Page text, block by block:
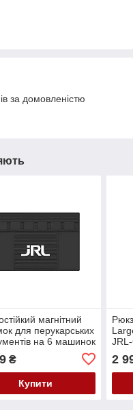
за домовленістю
магнітний
для перукарських
на 6 машинок
₴
Купити
2